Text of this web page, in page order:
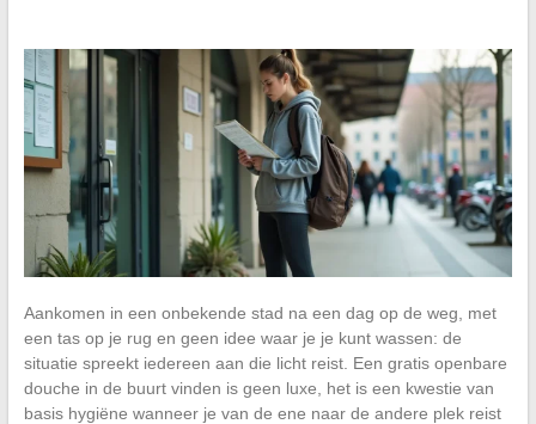
Aankomen in een onbekende stad na een dag op de weg, met
een tas op je rug en geen idee waar je je kunt wassen: de
situatie spreekt iedereen aan die licht reist. Een gratis openbare
douche in de buurt vinden is geen luxe, het is een kwestie van
basis hygiëne wanneer je van de ene naar de andere plek reist